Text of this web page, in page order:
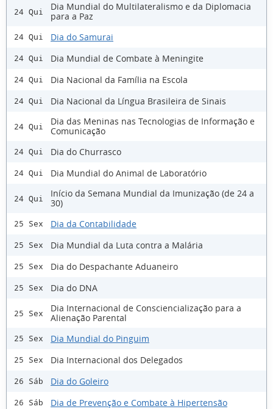
24 Qui
Dia Mundial do Multilateralismo e da Diplomacia
para a Paz
24 Qui Dia do Samurai
24 Qui Dia Mundial de Combate à Meningite
24 Qui Dia Nacional da Família na Escola
24 Qui Dia Nacional da Língua Brasileira de Sinais
24 Qui
Dia das Meninas nas Tecnologias de Informação e
Comunicação
24 Qui Dia do Churrasco
24 Qui Dia Mundial do Animal de Laboratório
24 Qui
Início da Semana Mundial da Imunização (de 24 a
30)
25 Sex Dia da Contabilidade
25 Sex Dia Mundial da Luta contra a Malária
25 Sex Dia do Despachante Aduaneiro
25 Sex Dia do DNA
25 Sex
Dia Internacional de Consciencialização para a
Alienação Parental
25 Sex Dia Mundial do Pinguim
25 Sex Dia Internacional dos Delegados
26 Sáb Dia do Goleiro
26 Sáb Dia de Prevenção e Combate à Hipertensão